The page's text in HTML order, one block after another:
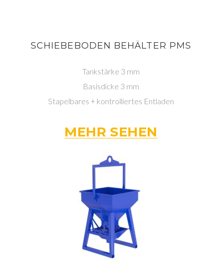
SCHIEBEBODEN BEHÄLTER PMS
Tankstärke 3 mm
Basisdicke 3 mm
Stapelbares + kontrolliertes Entladen
MEHR SEHEN